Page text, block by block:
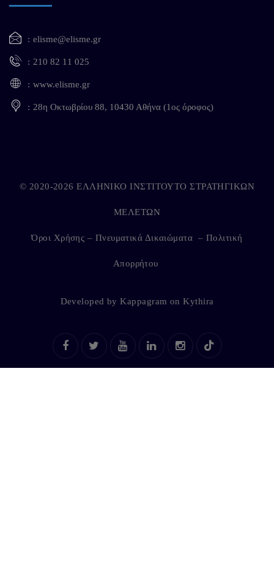
elisme@elisme.gr
210 82 11 025
www.elisme.gr
28η Οκτωβρίου 88, 10430 Αθήνα (1ος όροφος)
© 2020-2026 ΕΛΛΗΝΙΚΟ ΙΝΣΤΙΤΟΥΤΟ ΣΤΡΑΤΗΓΙΚΩΝ
ΜΕΛΕΤΩΝ
Όροι Χρήσης – Πνευματικά Δικαιώματα – Πολιτική
Απορρήτου
Developed byKappagram onKythira